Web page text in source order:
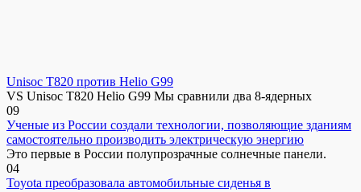
Unisoc T820 против Helio G99
VS Unisoc T820 Helio G99 Мы сравнили два 8-ядерных
09
Ученые из России создали технологии, позволяющие зданиям
самостоятельно производить электрическую энергию
Это первые в России полупрозрачные солнечные панели.
04
Toyota преобразовала автомобильные сиденья в